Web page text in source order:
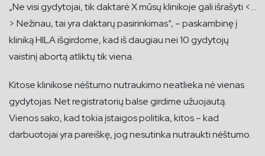
„Ne visi gydytojai, tik daktarė X mūsų klinikoje gali išrašyti <…
> Nežinau, tai yra daktarų pasirinkimas“, – paskambinę į
kliniką HILA išgirdome, kad iš daugiau nei 10 gydytojų
vaistinį abortą atliktų tik viena.
Kitose klinikose nėštumo nutraukimo neatlieka nė vienas
gydytojas. Net registratorių balse girdime užuojautą.
Vienos sako, kad tokia įstaigos politika, kitos – kad
darbuotojai yra pareiškę, jog nesutinka nutraukti nėštumo.